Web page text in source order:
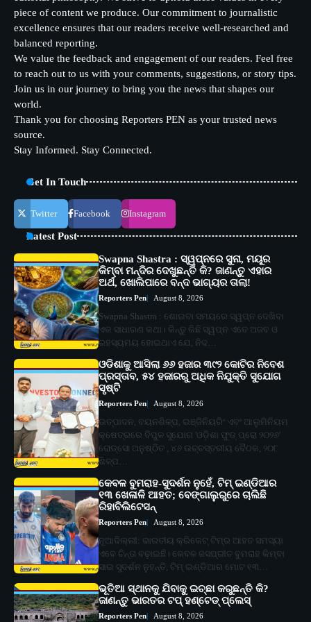
piece of content we produce. Our commitment to journalistic
excellence ensures that our readers receive well-researched and
balanced reporting.
We value the feedback and engagement of our readers. Feel free
to reach out to us with your comments, suggestions, or story tips.
Join us in our journey to bring you the news that shapes our
world.
Thank you for choosing Reporters PEN as your trusted news
source.
Stay Informed. Stay Connected.
Get In Touch
Twitter Facebook Instagram
Latest Post
Swapna Shastra : ସ୍ୱପ୍ନରେ ସୁନା, ମୟୂର
କିମ୍ବା ମନ୍ଦିର ଦେଖୁଛନ୍ତି କି? ଜାଣନ୍ତୁ ଏହାର
ଅର୍ଥ, ଖୋଲିପାରେ ବନ୍ଦ ଭାଗ୍ୟର ତାଲା!
Reporters Pen August 8, 2026
Swapna Shastra : ଶୋଇବା ସମୟରେ ସ୍ୱପ୍ନ ଦେଖିବା
ଏକ ସାଧାରଣ କଥା। କିନ୍ତୁ କିଛି ସ୍ୱପ୍ନ ଏତେ ଅଜବ ଓ
ରହସ୍ୟମୟ ହୋଇଥାଏ ଯେ, ନିଦ…
ଓଡିଶାକୁ ଆସିଲା ୬୬ ହଜାର ୩୯୨ କୋଟିର ନିବେଶ
ପ୍ରସ୍ତାବ, ୫୪ ହଜାରରୁ ଅଧିକ ନିଯୁକ୍ତି ସୁଯୋଗ
ସୃଷ୍ଟି
Reporters Pen August 8, 2026
ଉତ୍ପାଦନ, ବୟନଶିଳ୍ପ, ଇଞ୍ଜିନିୟରିଂ ଏବଂ ଆଲୁମିନିୟମ
କ୍ଷେତ୍ରରେ ବିପୁଳ ସୁଯୋଗ 'ଓଡ଼ିଶା ଫୁଡ୍ ପ୍ରୋ ୨୦୨୬'
ରୋଡ୍‌ସୋ ଅନୁଷ୍ଠିତ , ୪୬ ଉଚ୍ଚସ୍ତରୀୟ ବୈଠକ, ୨୦୮
ଶିଳ୍ପ…
କେବଳ ବୁମରାହ-ସୁଦର୍ଶନ ନୁହେଁ, ଟିମ୍ ଇଣ୍ଡିଆର
୧୩ ଖେଳାଳି ଆହତ; ବେଙ୍ଗାଲୁରୁରେ ଚାଲିଛି
ରିହାବିଲିଟେସନ୍‌
Reporters Pen August 8, 2026
ନୂଆଦିଲ୍ଲୀ: ଭାରତୀୟ କ୍ରିକେଟ୍‌ ଟିମ୍‌ର ଆହତ ସମସ୍ୟା
ଏବେ ଚିନ୍ତା ବଢ଼ାଇଛି। କେବଳ ଜସପ୍ରୀତ ବୁମରାହ କିମ୍ବା
ସାଇ ସୁଦର୍ଶନ ନୁହନ୍ତି, ଟିମ୍ ଇଣ୍ଡିଆର ମୋଟ ୧୩…
ଭୂତିଆ ସ୍ଥାନକୁ ଯିବାକୁ ଇଚ୍ଛା କରୁଛନ୍ତି କି?
ଜାଣନ୍ତୁ ଭାରତର ଟପ୍‌ ହଣ୍ଟେଡ୍‌ ପ୍ଲେସ୍‌
Reporters Pen August 8, 2026